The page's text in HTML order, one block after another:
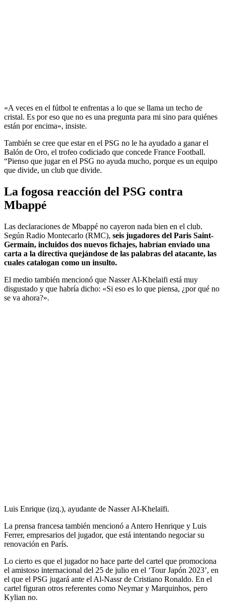
«A veces en el fútbol te enfrentas a lo que se llama un techo de
cristal. Es por eso que no es una pregunta para mi sino para quiénes
están por encima», insiste.
También se cree que estar en el PSG no le ha ayudado a ganar el
Balón de Oro, el trofeo codiciado que concede France Football.
“Pienso que jugar en el PSG no ayuda mucho, porque es un equipo
que divide, un club que divide.
La fogosa reacción del PSG contra
Mbappé
Las declaraciones de Mbappé no cayeron nada bien en el club.
Según Radio Montecarlo (RMC), seis jugadores del Paris Saint-
Germain, incluidos dos nuevos fichajes, habrían enviado una
carta a la directiva quejándose de las palabras del atacante, las
cuales catalogan como un insulto.
El medio también mencionó que Nasser Al-Khelaifi está muy
disgustado y que habría dicho: «Si eso es lo que piensa, ¿por qué no
se va ahora?».
Luis Enrique (izq.), ayudante de Nasser Al-Khelaïfi.
La prensa francesa también mencionó a Antero Henrique y Luis
Ferrer, empresarios del jugador, que está intentando negociar su
renovación en París.
Lo cierto es que el jugador no hace parte del cartel que promociona
el amistoso internacional del 25 de julio en el ‘Tour Japón 2023’, en
el que el PSG jugará ante el Al-Nassr de Cristiano Ronaldo. En el
cartel figuran otros referentes como Neymar y Marquinhos, pero
Kylian no.